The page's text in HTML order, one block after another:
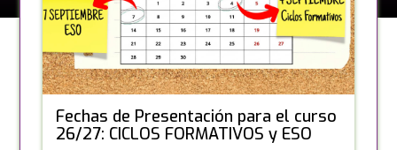
Fechas de Presentación para el curso
26/27: CICLOS FORMATIVOS y ESO